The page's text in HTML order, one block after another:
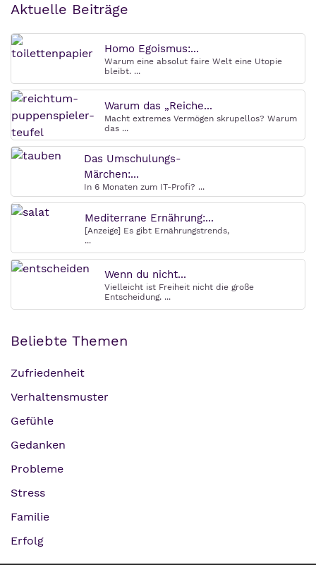
Aktuelle Beiträge
Homo Egoismus:...
Warum eine absolut faire Welt eine Utopie
bleibt. ...
Warum das „Reiche...
Macht extremes Vermögen skrupellos? Warum
das ...
Das Umschulungs-
Märchen:...
In 6 Monaten zum IT-Profi? ...
Mediterrane Ernährung:...
[Anzeige] Es gibt Ernährungstrends,
...
Wenn du nicht...
Vielleicht ist Freiheit nicht die große
Entscheidung. ...
Beliebte Themen
Zufriedenheit
Verhaltensmuster
Gefühle
Gedanken
Probleme
Stress
Familie
Erfolg